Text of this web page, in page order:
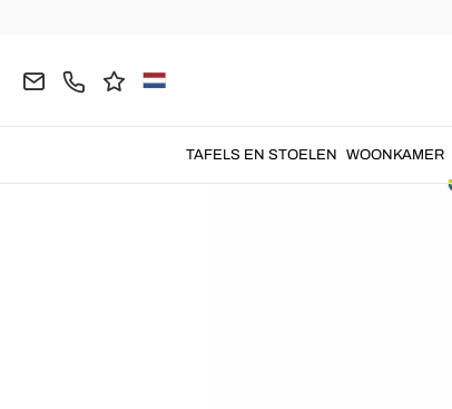
TAFELS EN STOELEN WOONKAMER